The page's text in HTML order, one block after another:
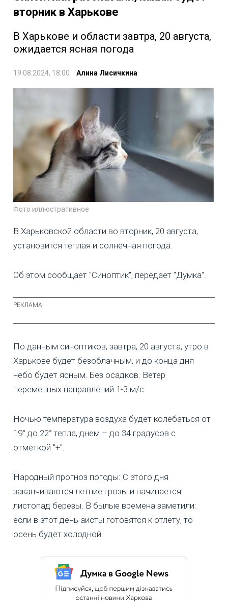
вторник в Харькове
В Харькове и области завтра, 20 августа,
ожидается ясная погода
19.08.2024, 18:00 Алина Лисичкина
Фото иллюстративное
В Харьковской области во вторник, 20 августа,
установится теплая и солнечная погода.
Об этом сообщает "Синоптик", передает "Думка".
По данным синоптиков, завтра, 20 августа, утро в
Харькове будет безоблачным, и до конца дня
небо будет ясным. Без осадков. Ветер
переменных направлений 1-3 м/с.
Ночью температура воздуха будет колебаться от
19° до 22° тепла, днем – до 34 градусов с
отметкой "+".
Народный прогноз погоды: С этого дня
заканчиваются летние грозы и начинается
листопад березы. В былые времена заметили:
если в этот день аисты готовятся к отлету, то
осень будет холодной.